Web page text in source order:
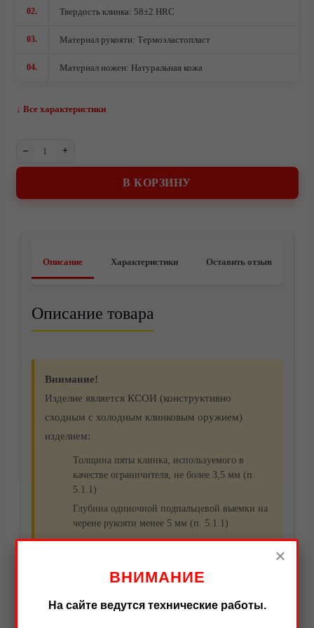
Ножи кованые из стали 95Х18
Ножи из стали AUS10Co
Видео
02. Твердость клинка: 58±2 HRC
03. Материал рукояти: Термоэластопласт
04. Материал ножен: Натуральная кожа
↓ Все характеристики
– +
В КОРЗИНУ
Описание Характеристики Оставить отзыв
Описание товара
Внимание!
Изделие является КСОИ (конструктивно
сходным с холодным клинковым оружием)
изделием:
Толщина пяты клинка, используемого в
качестве ограничителя, не более 3,5 мм (п.
5.1.1)
Глубина одиночной подпальцевой выемки на
черене рукояти менее 5 мм (п. 5.1.1)
обеспечивает максимальную прочность при любых
×
ВНИМАНИЕ
На сайте ведутся технические работы.